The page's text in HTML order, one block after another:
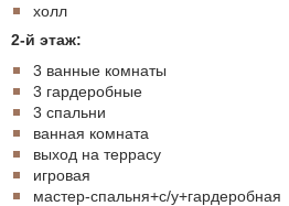
холл
2-й этаж:
3 ванные комнаты
3 гардеробные
3 спальни
ванная комната
выход на террасу
игровая
мастер-спальня+с/у+гардеробная